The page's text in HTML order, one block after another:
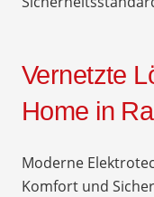
Vernetzte
Home in
Moderne
Komfort und